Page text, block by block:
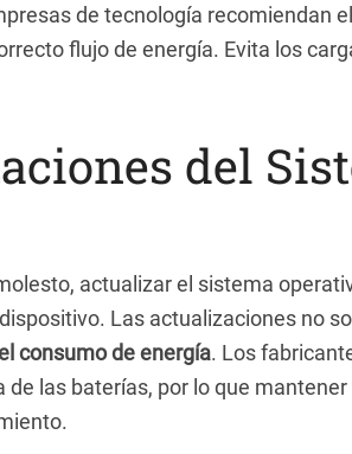
de tecnología recomiendan
flujo de energía. Evita los
del
actualizar el sistema
Las actualizaciones no
consumo de energía. Los
de las baterías, por lo que